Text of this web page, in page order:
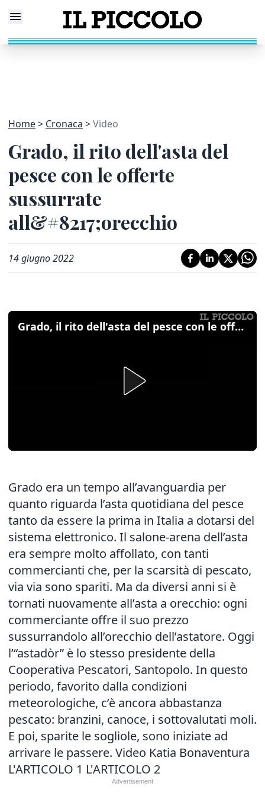
Home Cronaca Video
Grado, il rito dell'asta del
pesce con le offerte
sussurrate
all&#8217;orecchio
14 giugno 2022
Grado, il rito dell'asta del pesce con le offerte sussurrate all&#8217;orecchio
Grado era un tempo all’avanguardia per
quanto riguarda l’asta quotidiana del pesce
tanto da essere la prima in Italia a dotarsi del
sistema elettronico. Il salone-arena dell’asta
era sempre molto affollato, con tanti
commercianti che, per la scarsità di pescato,
via via sono spariti. Ma da diversi anni si è
tornati nuovamente all’asta a orecchio: ogni
commerciante offre il suo prezzo
sussurrandolo all’orecchio dell’astatore. Oggi
l’“astadòr” è lo stesso presidente della
Cooperativa Pescatori, Santopolo. In questo
periodo, favorito dalla condizioni
meteorologiche, c’è ancora abbastanza
pescato: branzini, canoce, i sottovalutati moli.
E poi, sparite le sogliole, sono iniziate ad
arrivare le passere. Video Katia Bonaventura
L'ARTICOLO 1 L'ARTICOLO 2